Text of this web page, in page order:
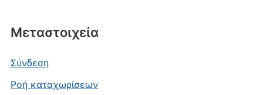
Μεταστοιχεία
Σύνδεση
Ροή καταχωρίσεων